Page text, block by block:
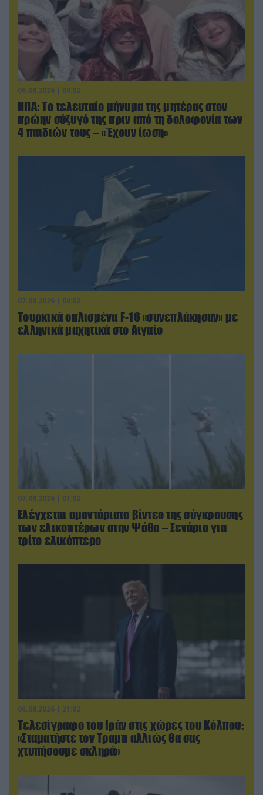
06.08.2026 | 09:02
ΗΠΑ: Το τελευταίο μήνυμα της μητέρας στον
πρώην σύζυγό της πριν από τη δολοφονία των
4 παιδιών τους – «Έχουν ίωση»
07.08.2026 | 00:02
Τουρκικά οπλισμένα F-16 «συνεπλάκησαν» με
ελληνικά μαχητικά στο Αιγαίο
07.08.2026 | 01:02
Ελέγχεται αμοντάριστο βίντεο της σύγκρουσης
των ελικοπτέρων στην Ψάθα – Σενάριο για
τρίτο ελικόπτερο
06.08.2026 | 21:02
Τελεσίγραφο του Ιράν στις χώρες του Κόλπου:
«Σταματήστε τον Τραμπ αλλιώς θα σας
χτυπήσουμε σκληρά»